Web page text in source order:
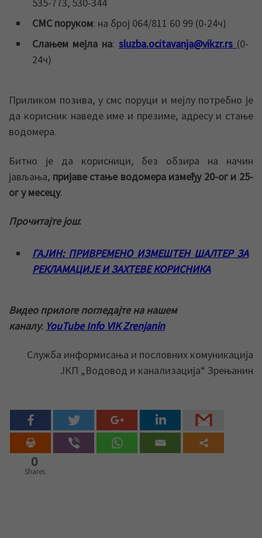
СМС поруком: на број 064/811 60 99 (0-24ч)
Слањем мејла на: sluzba.ocitavanja@vikzr.rs (0-
24ч)
Приликом позива, у смс поруци и мејлу потребно је
да корисник наведе име и презиме, адресу и стање
водомера.
Битно је да корисници, без обзира на начин
јављања, пријаве стање водомера између 20-ог и 25-
ог у месецу.
Прочитајте још:
ГАЈИН: ПРИВРЕМЕНО ИЗМЕШТЕН ШАЛТЕР ЗА
РЕКЛАМАЦИЈЕ И ЗАХТЕВЕ КОРИСНИКА
Видео прилоге погледајте на нашем
каналу: YouTube Info VIK Zrenjanin
Служба информисања и пословних комуникација
ЈКП „Водовод и канализација“ Зрењанин
0
Shares